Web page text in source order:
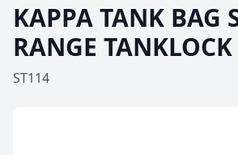
KAPPA TANK BAG
RANGE
ST114